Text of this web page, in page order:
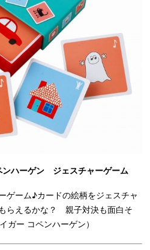
ハーゲン ジェスチャーゲーム
ゲーム♪カードの絵柄をジェスチャ
らえるかな？ 親子対決も面白そ
ー コペンハーゲン）